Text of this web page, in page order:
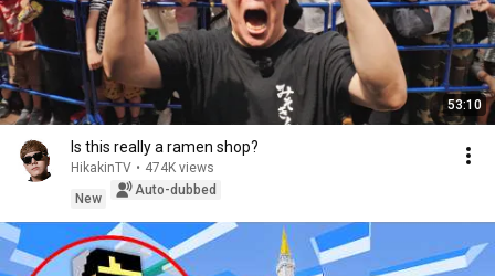
53:10
Is this really a ramen shop?
HikakinTV • 474K views
New
Auto-dubbed